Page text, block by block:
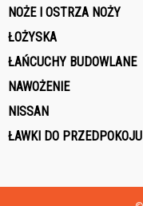
NOŻE I OSTRZA NOŻY
ŁOŻYSKA
ŁAŃCUCHY BUDOWLANE
NAWOŻENIE
NISSAN
ŁAWKI DO PRZEDPOKOJU